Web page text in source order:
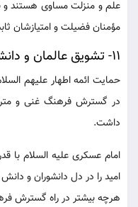
علم و منزلت مساوی هستند و
مؤمنان فضیلت و امتیازشان
11- تشویق عالمان و دانشمندان راستین
حمایت ائمه اطهار علیهم
در گسترش فرهنگ غنی و
داشت.
امام عسکری علیه السلام با
امید را در دل دانشوران و
هرچه بیشتر در راه گسترش